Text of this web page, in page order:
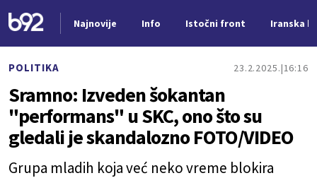
Najnovije Info Istočni front Iranska
POLITIKA 23.2.2025. 16:16
Sramno: Izveden šokantan
"performans" u SKC, ono što su
gledali je skandalozno FOTO/VIDEO
Grupa mladih koja već neko vreme blokira